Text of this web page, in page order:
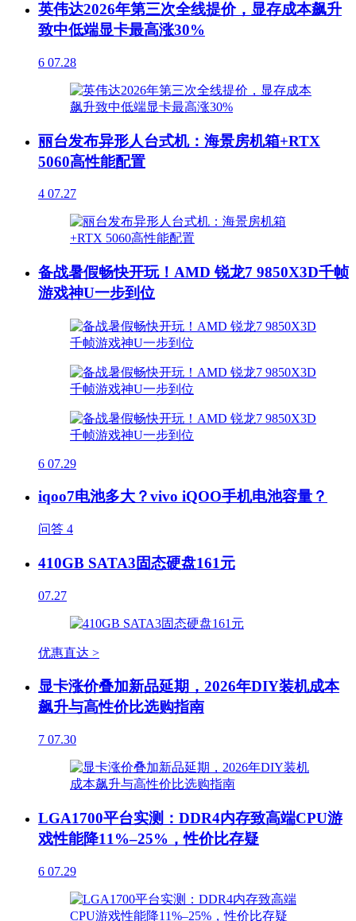
英伟达2026年第三次全线提价，显存成本飙升
致中低端显卡最高涨30%
6 07.28
丽台发布异形人台式机：海景房机箱+RTX
5060高性能配置
4 07.27
备战暑假畅快开玩！AMD 锐龙7 9850X3D千帧
游戏神U一步到位
6 07.29
iqoo7电池多大？vivo iQOO手机电池容量？
问答 4
410GB SATA3固态硬盘161元
07.27
优惠直达 >
显卡涨价叠加新品延期，2026年DIY装机成本
飙升与高性价比选购指南
7 07.30
LGA1700平台实测：DDR4内存致高端CPU游
戏性能降11%–25%，性价比存疑
6 07.29